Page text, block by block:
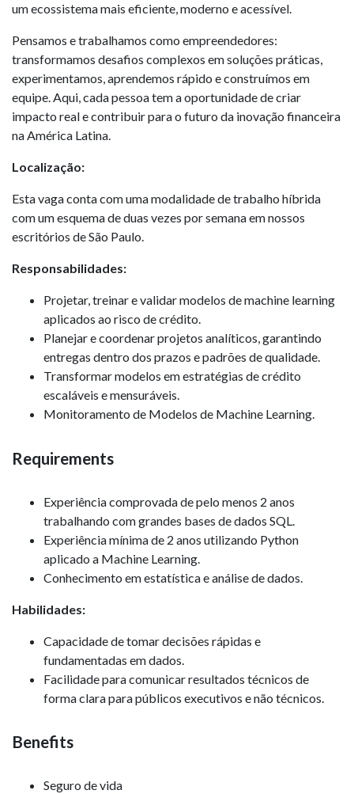
um ecossistema mais eficiente, moderno e acessível.
Pensamos e trabalhamos como empreendedores:
transformamos desafios complexos em soluções práticas,
experimentamos, aprendemos rápido e construímos em
equipe. Aqui, cada pessoa tem a oportunidade de criar
impacto real e contribuir para o futuro da inovação financeira
na América Latina.
Localização:
Esta vaga conta com uma modalidade de trabalho híbrida
com um esquema de duas vezes por semana em nossos
escritórios de São Paulo.
Responsabilidades:
Projetar, treinar e validar modelos de machine learning
aplicados ao risco de crédito.
Planejar e coordenar projetos analíticos, garantindo
entregas dentro dos prazos e padrões de qualidade.
Transformar modelos em estratégias de crédito
escaláveis e mensuráveis.
Monitoramento de Modelos de Machine Learning.
Requirements
Experiência comprovada de pelo menos 2 anos
trabalhando com grandes bases de dados SQL.
Experiência mínima de 2 anos utilizando Python
aplicado a Machine Learning.
Conhecimento em estatística e análise de dados.
Habilidades:
Capacidade de tomar decisões rápidas e
fundamentadas em dados.
Facilidade para comunicar resultados técnicos de
forma clara para públicos executivos e não técnicos.
Benefits
Seguro de vida